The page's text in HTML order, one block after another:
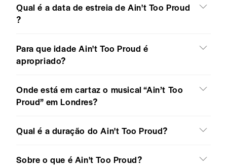
Qual é a data de estreia de Ain't Too Proud
?
Para que idade Ain't Too Proud é
apropriado?
Onde está em cartaz o musical “Ain’t Too
Proud” em Londres?
Qual é a duração do Ain't Too Proud?
Sobre o que é Ain't Too Proud?